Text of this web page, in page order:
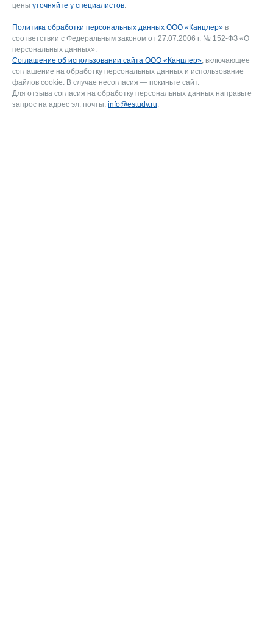
цены уточняйте у специалистов
Политика обработки персональных данных ООО «Канцлер» в
соответствии с Федеральным законом от 27.07.2006 г. № 152-ФЗ «О
персональных данных».
Соглашение об использовании сайта ООО «Канцлер» , включающее
соглашение на обработку персональных данных и использование
файлов cookie. В случае несогласия — покиньте сайт.
Для отзыва согласия на обработку персональных данных направьте
запрос на адрес эл. почты: info@estudy.ru